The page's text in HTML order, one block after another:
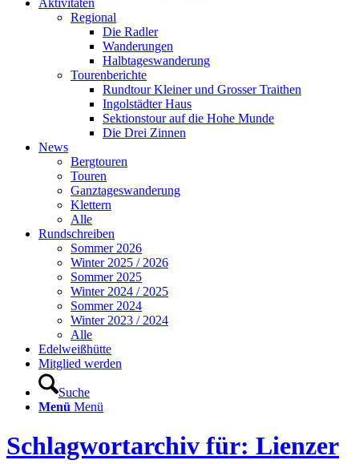
Aktivitäten
Regional
Die Radler
Wanderungen
Halbtageswanderung
Tourenberichte
Rundtour Kleiner und Grosser Traithen
Ingolstädter Haus
Sektionstour auf die Hohe Munde
Die Drei Zinnen
News
Bergtouren
Touren
Ganztageswanderung
Klettern
Alle
Rundschreiben
Sommer 2026
Winter 2025 / 2026
Sommer 2025
Winter 2024 / 2025
Sommer 2024
Winter 2023 / 2024
Alle
Edelweißhütte
Mitglied werden
Suche
Menü Menü
Schlagwortarchiv für: Lienzer